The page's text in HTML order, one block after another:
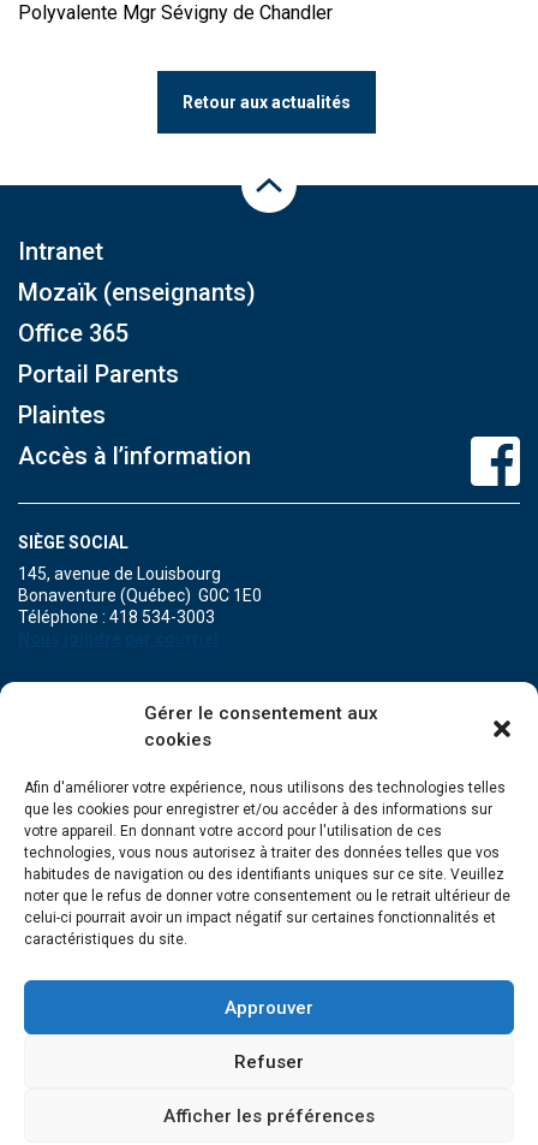
Gérer le consentement aux
cookies
Afin d'améliorer votre expérience, nous utilisons des technologies telles
que les cookies pour enregistrer et/ou accéder à des informations sur
votre appareil. En donnant votre accord pour l'utilisation de ces
technologies, vous nous autorisez à traiter des données telles que vos
habitudes de navigation ou des identifiants uniques sur ce site. Veuillez
noter que le refus de donner votre consentement ou le retrait ultérieur de
celui-ci pourrait avoir un impact négatif sur certaines fonctionnalités et
caractéristiques du site.
Approuver
Refuser
Afficher les préférences
Polyvalente Mgr Sévigny de Chandler
Retour aux actualités
Intranet
Mozaïk (enseignants)
Office 365
Portail Parents
Plaintes
Accès à l’information
SIÈGE SOCIAL
145, avenue de Louisbourg
Bonaventure (Québec) G0C 1E0
Téléphone : 418 534-3003
471A, boulevard Perron
Maria (Québec) G0C 1Y0
POINT DE SERVICE DE GRANDE-RIVIÈRE
134, Grande Allée Est
Grande-Rivière (Québec) G0C 1V0
Téléphone : 418 385-3499